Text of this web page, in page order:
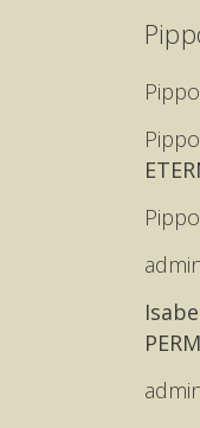
Pippo
Pippo
Pippo